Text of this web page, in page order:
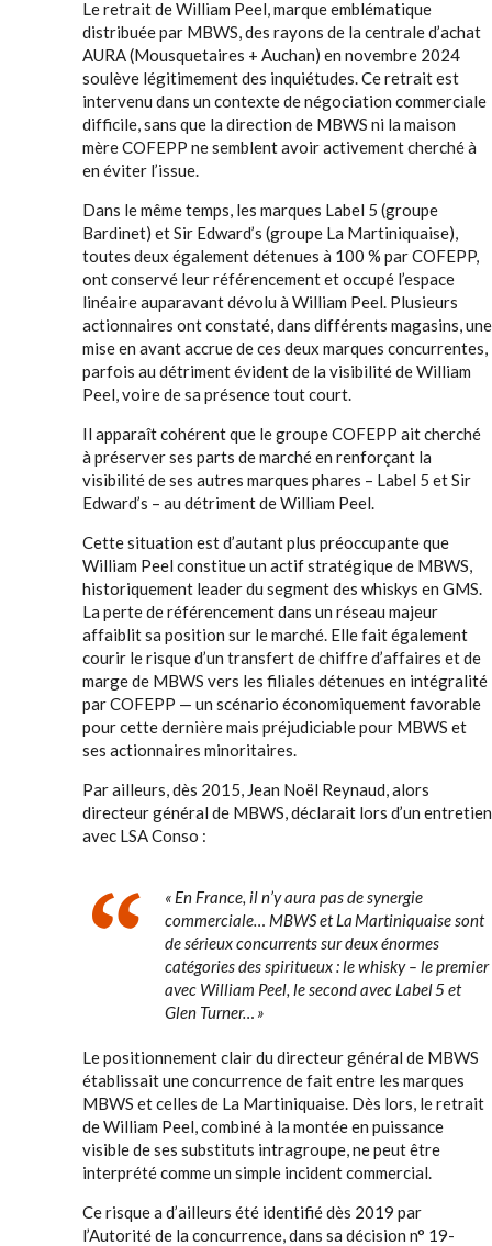
Le retrait de William Peel, marque emblématique
distribuée par MBWS, des rayons de la centrale d’achat
AURA (Mousquetaires + Auchan) en novembre 2024
soulève légitimement des inquiétudes. Ce retrait est
intervenu dans un contexte de négociation commerciale
difficile, sans que la direction de MBWS ni la maison
mère COFEPP ne semblent avoir activement cherché à
en éviter l’issue.
Dans le même temps, les marques Label 5 (groupe
Bardinet) et Sir Edward’s (groupe La Martiniquaise),
toutes deux également détenues à 100 % par COFEPP,
ont conservé leur référencement et occupé l’espace
linéaire auparavant dévolu à William Peel. Plusieurs
actionnaires ont constaté, dans différents magasins, une
mise en avant accrue de ces deux marques concurrentes,
parfois au détriment évident de la visibilité de William
Peel, voire de sa présence tout court.
Il apparaît cohérent que le groupe COFEPP ait cherché
à préserver ses parts de marché en renforçant la
visibilité de ses autres marques phares – Label 5 et Sir
Edward’s – au détriment de William Peel.
Cette situation est d’autant plus préoccupante que
William Peel constitue un actif stratégique de MBWS,
historiquement leader du segment des whiskys en GMS.
La perte de référencement dans un réseau majeur
affaiblit sa position sur le marché. Elle fait également
courir le risque d’un transfert de chiffre d’affaires et de
marge de MBWS vers les filiales détenues en intégralité
par COFEPP — un scénario économiquement favorable
pour cette dernière mais préjudiciable pour MBWS et
ses actionnaires minoritaires.
Par ailleurs, dès 2015, Jean Noël Reynaud, alors
directeur général de MBWS, déclarait lors d’un entretien
avec LSA Conso :
« En France, il n’y aura pas de synergie
commerciale… MBWS et La Martiniquaise sont
de sérieux concurrents sur deux énormes
catégories des spiritueux : le whisky – le premier
avec William Peel, le second avec Label 5 et
Glen Turner… »
Le positionnement clair du directeur général de MBWS
établissait une concurrence de fait entre les marques
MBWS et celles de La Martiniquaise. Dès lors, le retrait
de William Peel, combiné à la montée en puissance
visible de ses substituts intragroupe, ne peut être
interprété comme un simple incident commercial.
Ce risque a d’ailleurs été identifié dès 2019 par
l’Autorité de la concurrence, dans sa décision n° 19-